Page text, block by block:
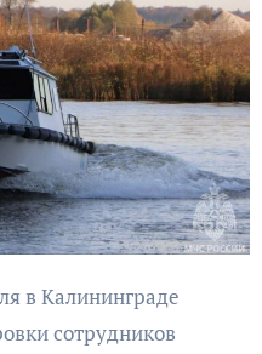
сотрудников